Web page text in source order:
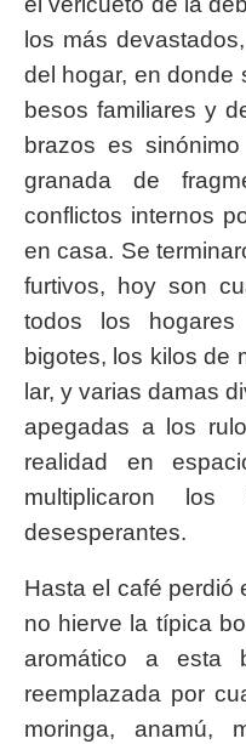
los más
del hogar, en donde
besos familiares y
brazos es
granada de
conflictos internos
en casa. Se
furtivos, hoy son
todos los
bigotes, los kilos de
lar, y varias damas
apegadas a los
realidad en
multiplicaron los
desesperantes.
Hasta el café perdió
no hierve la típica
aromático a esta
reemplazada por
moringa, anamú,